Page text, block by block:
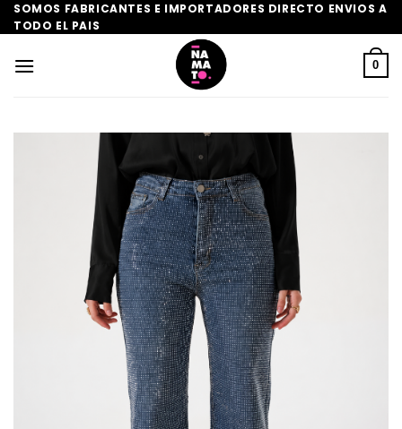
Saltar
al
contenido
SOMOS FABRICANTES E IMPORTADORES DIRECTO ENVIOS A
TODO EL PAIS
0